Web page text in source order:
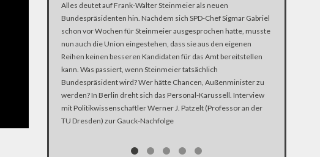
Alles deutet auf Frank-Walter Steinmeier als neuen
Bundespräsidenten hin. Nachdem sich SPD-Chef Sigmar Gabriel
schon vor Wochen für Steinmeier ausgesprochen hatte, musste
nun auch die Union eingestehen, dass sie aus den eigenen
Reihen keinen besseren Kandidaten für das Amt bereitstellen
kann. Was passiert, wenn Steinmeier tatsächlich
Bundespräsident wird? Wer hätte Chancen, Außenminister zu
werden? In Berlin dreht sich das Personal-Karussell. Interview
mit Politikwissenschaftler Werner J. Patzelt (Professor an der
TU Dresden) zur Gauck-Nachfolge